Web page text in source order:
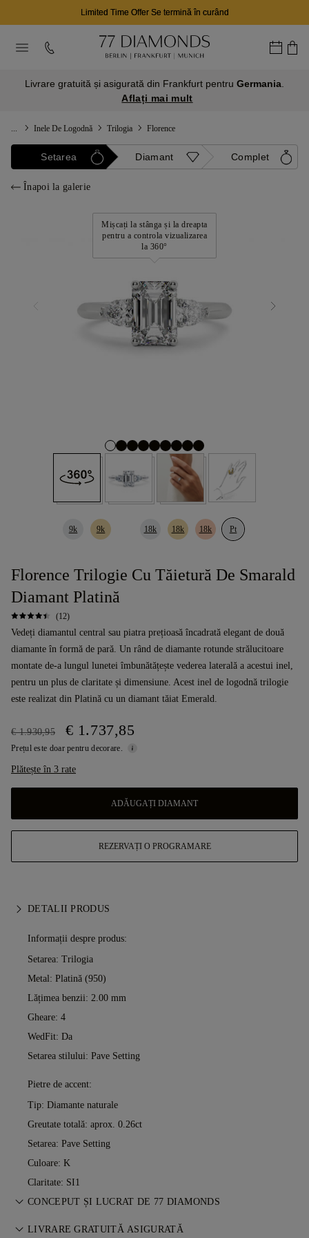
Limited Time Offer Se termină în curând
Livrare gratuită și asigurată din Frankfurt pentru Germania
Aflați mai mult
Inele De Logodnă Trilogia Florence
Setarea Diamant Complet
Înapoi la galerie
Mișcați la stânga și la dreapta
pentru a controla vizualizarea
la 360°
9k 9k 18k 18k 18k Pt
Florence Trilogie Cu Tăietură De Smarald
Diamant Platină
(12)
Vedeți diamantul central sau piatra prețioasă încadrată elegant de două
diamante în formă de pară. Un rând de diamante rotunde strălucitoare
montate de-a lungul lunetei îmbunătățește vederea laterală a acestui inel,
pentru un plus de claritate și dimensiune. Acest inel de logodnă trilogie
este realizat din Platină cu un diamant tăiat Emerald.
€ 1.930,95 € 1.737,85
Prețul este doar pentru decorare.
Plătește în 3 rate
ADĂUGAȚI DIAMANT
REZERVAȚI O PROGRAMARE
DETALII PRODUS
Informații despre produs:
Setarea: Trilogia
Metal: Platină (950)
Lățimea benzii: 2.00 mm
Gheare: 4
WedFit: Da
Setarea stilului: Pave Setting
Pietre de accent:
Tip: Diamante naturale
Greutate totală: aprox. 0.26ct
Setarea: Pave Setting
Culoare: K
Claritate: SI1
CONCEPUT ȘI LUCRAT DE 77 DIAMONDS
Arta bijuteriilor, perfecționată piesă cu piesă de maeștrii 77
LIVRARE GRATUITĂ ASIGURATĂ